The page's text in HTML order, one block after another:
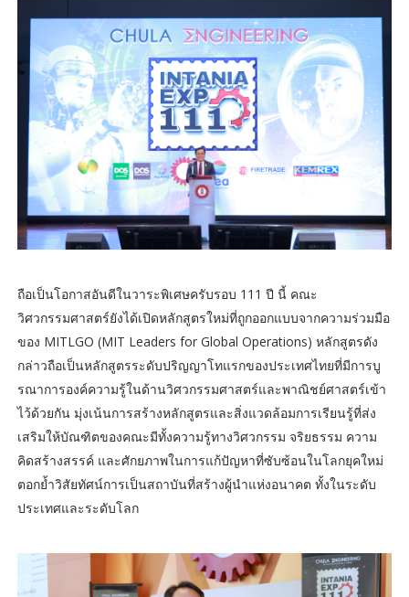
ถือเป็นโอกาสอันดีในวาระพิเศษครับรอบ 111 ปี นี้ คณะ
วิศวกรรมศาสตร์ยังได้เปิดหลักสูตรใหม่ที่ถูกออกแบบจากความร่วมมือ
ของ MITLGO (MIT Leaders for Global Operations) หลักสูตรดัง
กล่าวถือเป็นหลักสูตรระดับปริญญาโทแรกของประเทศไทยที่มีการบู
รณาการองค์ความรู้ในด้านวิศวกรรมศาสตร์และพาณิชย์ศาสตร์เข้า
ไว้ด้วยกัน มุ่งเน้นการสร้างหลักสูตรและสิ่งแวดล้อมการเรียนรู้ที่ส่ง
เสริมให้บัณฑิตของคณะมีทั้งความรู้ทางวิศวกรรม จริยธรรม ความ
คิดสร้างสรรค์ และศักยภาพในการแก้ปัญหาที่ซับซ้อนในโลกยุคใหม่
ตอกย้ำวิสัยทัศน์การเป็นสถาบันที่สร้างผู้นำแห่งอนาคต ทั้งในระดับ
ประเทศและระดับโลก